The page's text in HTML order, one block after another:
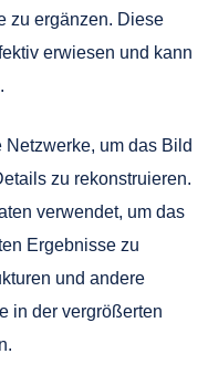
zu ergänzen. Diese
erwiesen und kann
um das Bild
zu rekonstruieren.
verwendet, um das
Ergebnisse zu
und andere
in der vergrößerten